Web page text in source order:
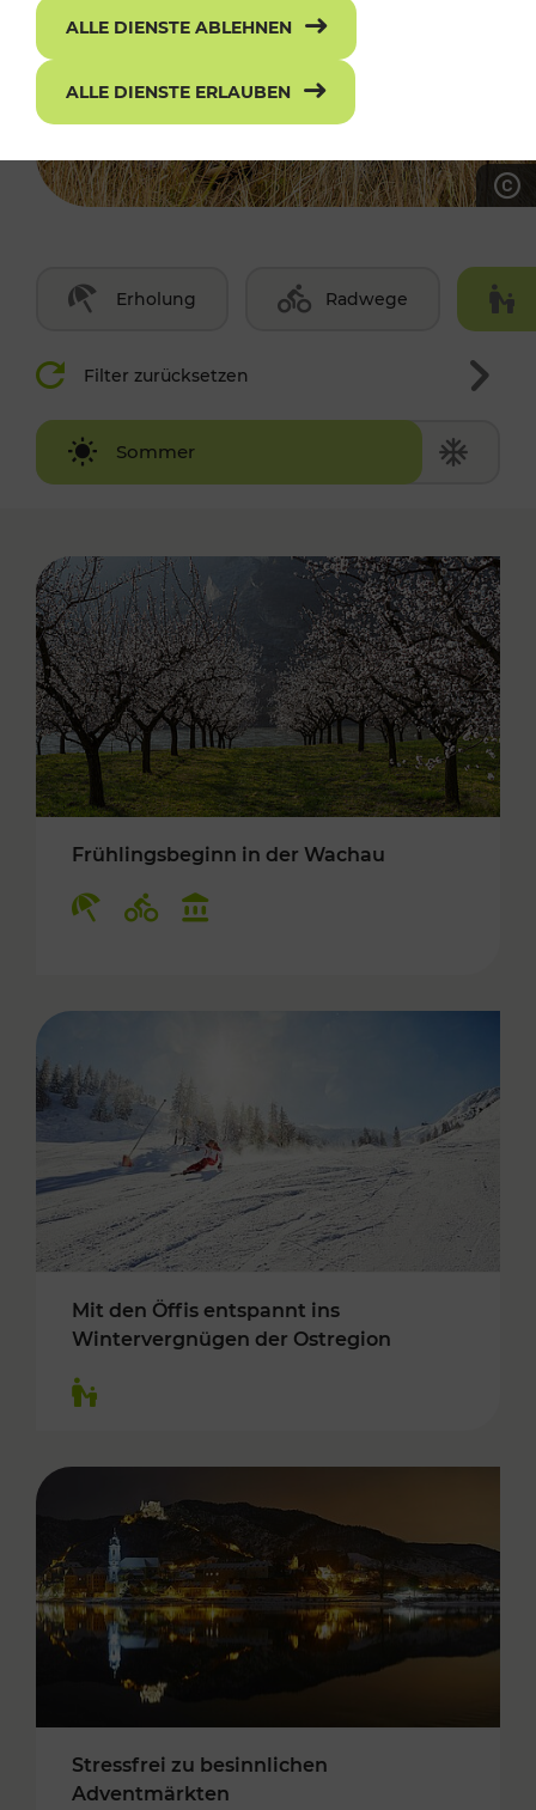
Erholung Radwege
Filter zurücksetzen
Sommer
Winter
Frühlingsbeginn in der Wachau
Mit den Öffis entspannt ins
Wintervergnügen der Ostregion
Stressfrei zu besinnlichen
Adventmärkten
ALLE DIENSTE ABLEHNEN
ALLE DIENSTE ERLAUBEN